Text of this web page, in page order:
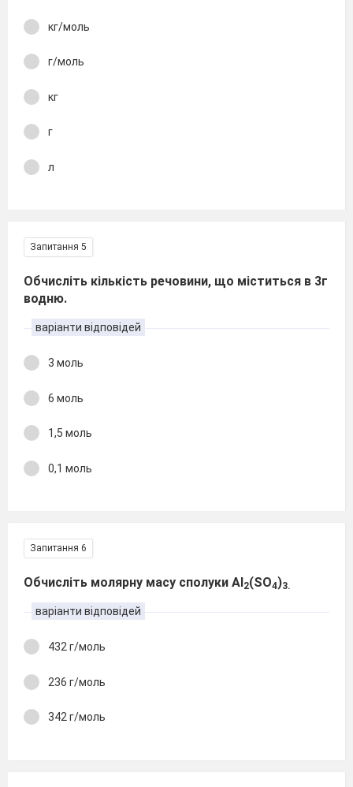
кг/моль
г/моль
кг
г
л
Запитання 5
Обчисліть кількість речовини, що міститься в 3г
водню.
варіанти відповідей
3 моль
6 моль
1,5 моль
0,1 моль
Запитання 6
Обчисліть молярну масу сполуки Al2(SO4)3.
варіанти відповідей
432 г/моль
236 г/моль
342 г/моль